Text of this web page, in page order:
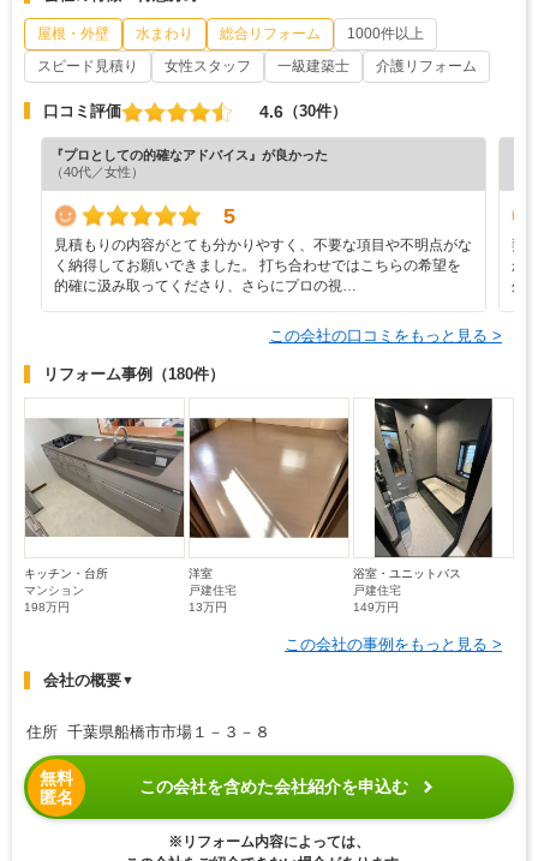
屋根・外壁 水まわり 総合リフォーム
1000件以上
スピード見積り
女性スタッフ 一級建築士 介護リフォーム
口コミ評価 4.6 （30件）
『プロとしての的確なアドバイス』が良かった
（40代／女性）
5
見積もりの内容がとても分かりやすく、不要な項目や不明点がな
く納得してお願いできました。 打ち合わせではこちらの希望を
的確に汲み取ってくださり、さらにプロの視…
契
か
外
この会社の口コミをもっと見る >
リフォーム事例 （180件）
キッチン・台所
マンション
198万円
洋室
戸建住宅
13万円
浴室・ユニットバス
戸建住宅
149万円
この会社の事例をもっと見る >
会社の概要▼
住所 千葉県船橋市市場１－３－８
無料
匿名
この会社を含めた会社紹介を申込む
※リフォーム内容によっては、